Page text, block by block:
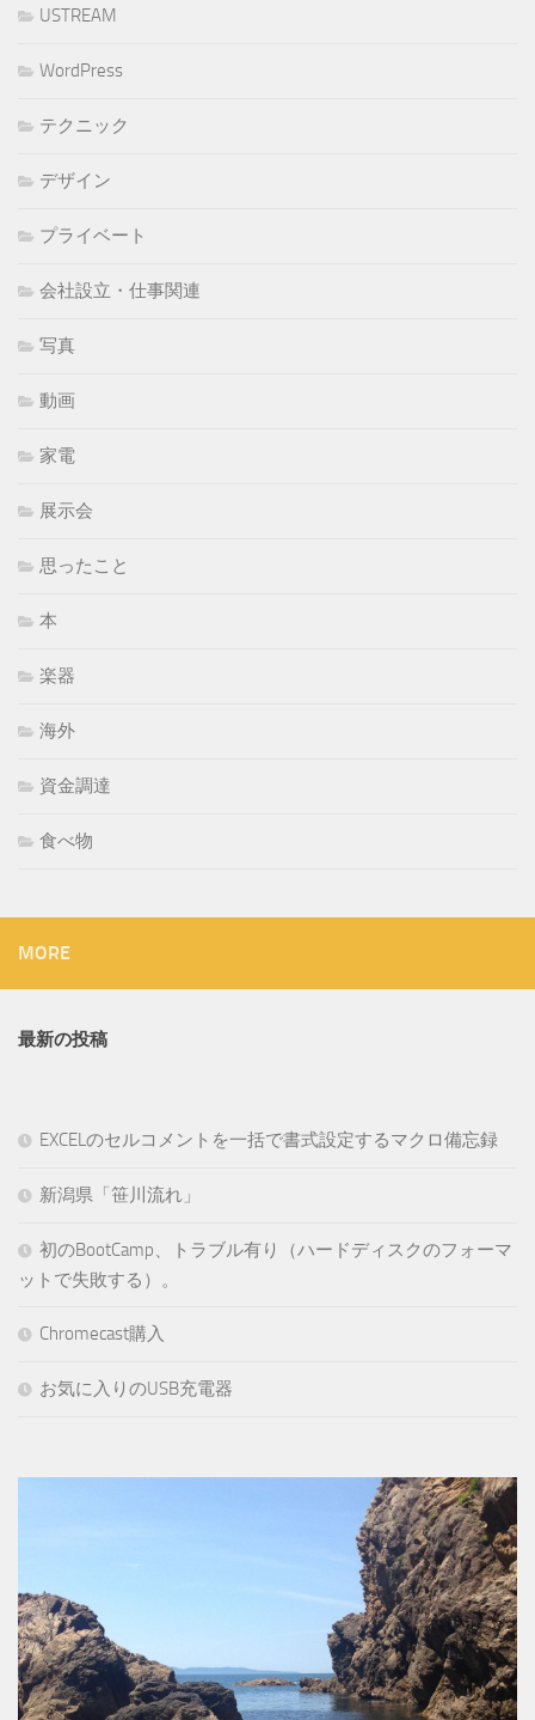
USTREAM
WordPress
テクニック
デザイン
プライベート
会社設立・仕事関連
写真
動画
家電
展示会
思ったこと
本
楽器
海外
資金調達
食べ物
MORE
最新の投稿
EXCELのセルコメントを一括で書式設定するマクロ備忘録
新潟県「笹川流れ」
初のBootCamp、トラブル有り（ハードディスクのフォーマ
ットで失敗する）。
Chromecast購入
お気に入りのUSB充電器